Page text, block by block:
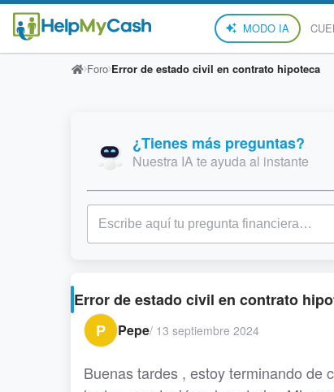
MODO IA
Foro Error de estado civil en contrato hipoteca
¿Tienes más preguntas?
Nuestra IA te ayuda al instante
Error de estado civil en contrato
P Pepe/ 13 septiembre 2024
Buenas tardes , estoy terminando de